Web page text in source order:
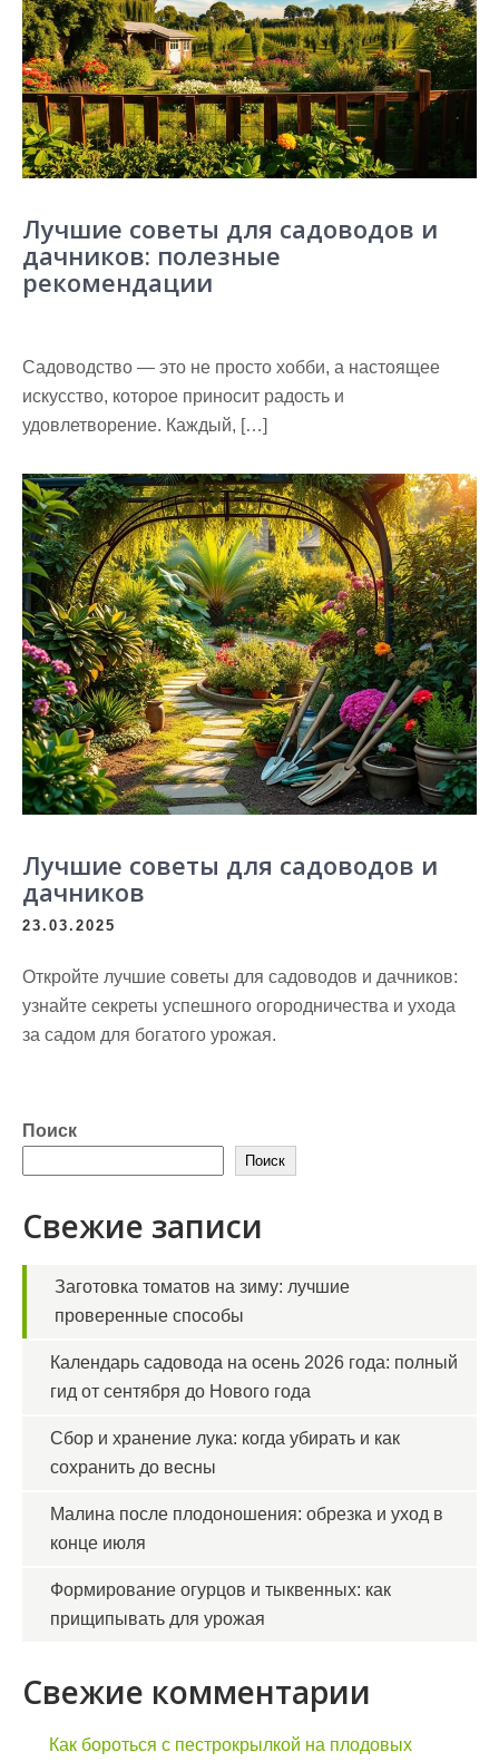
Лучшие советы для садоводов и
дачников: полезные
рекомендации
Садоводство — это не просто хобби, а настоящее
искусство, которое приносит радость и
удовлетворение. Каждый, […]
Лучшие советы для садоводов и
дачников
23.03.2025
Откройте лучшие советы для садоводов и дачников:
узнайте секреты успешного огородничества и ухода
за садом для богатого урожая.
Поиск
Поиск
Свежие записи
Заготовка томатов на зиму: лучшие
проверенные способы
Календарь садовода на осень 2026 года: полный
гид от сентября до Нового года
Сбор и хранение лука: когда убирать и как
сохранить до весны
Малина после плодоношения: обрезка и уход в
конце июля
Формирование огурцов и тыквенных: как
прищипывать для урожая
Свежие комментарии
Как бороться с пестрокрылкой на плодовых